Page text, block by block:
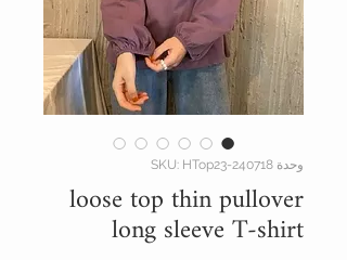
وحدة SKU: HTop23-240718
loose top thin pullover
long sleeve T-shirt